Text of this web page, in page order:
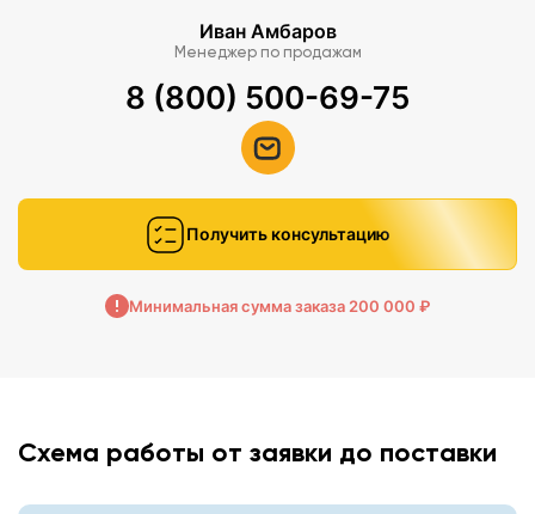
Иван Амбаров
Менеджер по продажам
8 (800) 500-69-75
Получить консультацию
Минимальная сумма заказа 200 000 ₽
Схема работы от заявки до поставки